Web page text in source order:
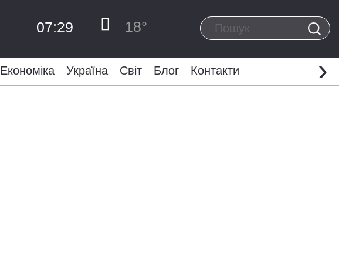
07:29 18°
Економіка Україна Світ Блог Контакти ›